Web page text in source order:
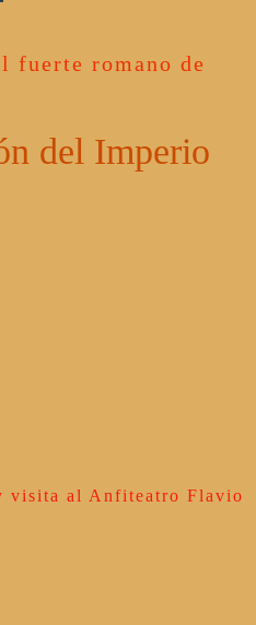
fuerte romano de
del Imperio
visita al Anfiteatro Flavio